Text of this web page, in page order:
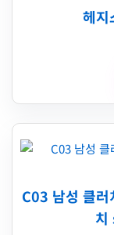
헤지
C03 남성 클러